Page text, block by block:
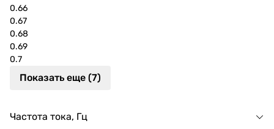
0.66
0.67
0.68
0.69
0.7
Показать еще (7)
Частота тока, Гц